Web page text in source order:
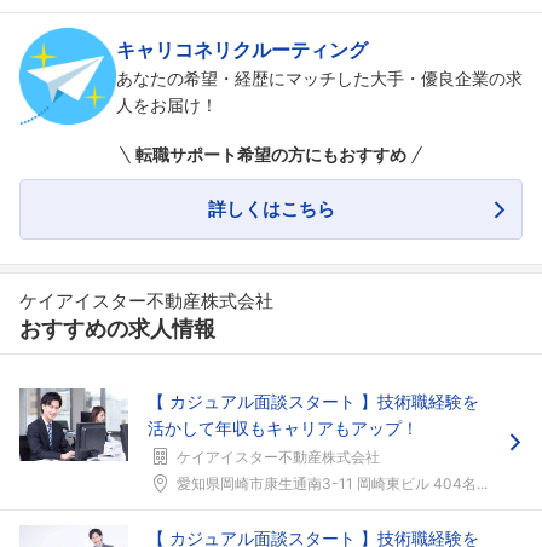
フォローしました
こちらの企業もフォローしませんか？
キャリコネリクルーティング
あなたの希望・経歴にマッチした大手・優良企業の求
人をお届け！
転職サポート希望の方にもおすすめ
詳しくはこちら
ケイアイスター不動産株式会社
おすすめの求人情報
【 カジュアル面談スタート 】技術職経験を
活かして年収もキャリアもアップ！
ケイアイスター不動産株式会社
愛知県岡崎市康生通南3-11 岡崎東ビル 404名...
【 カジュアル面談スタート 】技術職経験を